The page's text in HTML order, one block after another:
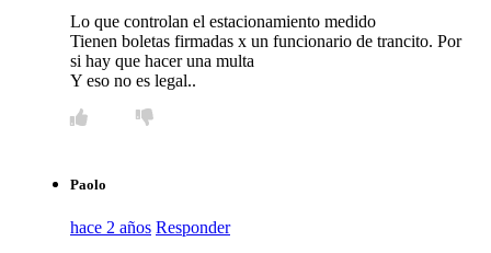
Lo que controlan el estacionamiento medido
Tienen boletas firmadas x un funcionario de trancito. Por
si hay que hacer una multa
Y eso no es legal..
Paolo
hace 2 años Responder